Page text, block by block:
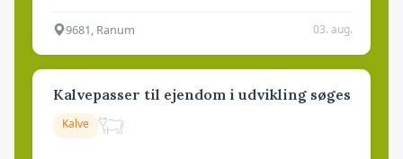
9681, Ranum 03. aug.
Kalvepasser til ejendom i udvikling søges
Kalve